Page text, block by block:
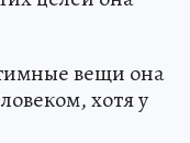
вещи она
хотя у